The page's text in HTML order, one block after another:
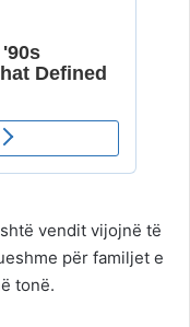
vendit vijojnë të
për familjet e
tonë.